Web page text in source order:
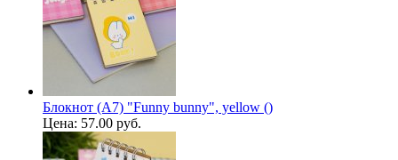
Блокнот (А7) "Funny bunny", yellow ()
Цена: 57.00 руб.